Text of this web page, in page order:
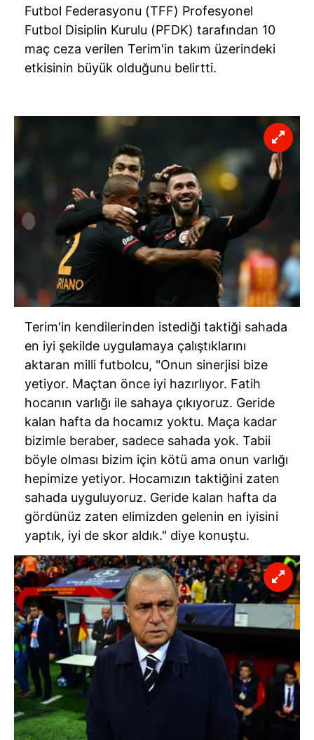
Futbol Federasyonu (TFF) Profesyonel
Futbol Disiplin Kurulu (PFDK) tarafından 10
maç ceza verilen Terim'in takım üzerindeki
etkisinin büyük olduğunu belirtti.
Terim'in kendilerinden istediği taktiği sahada
en iyi şekilde uygulamaya çalıştıklarını
aktaran milli futbolcu, "Onun sinerjisi bize
yetiyor. Maçtan önce iyi hazırlıyor. Fatih
hocanın varlığı ile sahaya çıkıyoruz. Geride
kalan hafta da hocamız yoktu. Maça kadar
bizimle beraber, sadece sahada yok. Tabii
böyle olması bizim için kötü ama onun varlığı
hepimize yetiyor. Hocamızın taktiğini zaten
sahada uyguluyoruz. Geride kalan hafta da
gördünüz zaten elimizden gelenin en iyisini
yaptık, iyi de skor aldık." diye konuştu.